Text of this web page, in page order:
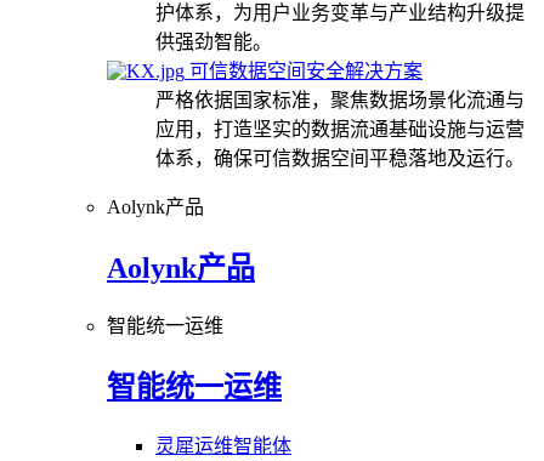
护体系，为用户业务变革与产业结构升级提
供强劲智能。
可信数据空间安全解决方案
严格依据国家标准，聚焦数据场景化流通与
应用，打造坚实的数据流通基础设施与运营
体系，确保可信数据空间平稳落地及运行。
Aolynk产品
Aolynk产品
智能统一运维
智能统一运维
灵犀运维智能体